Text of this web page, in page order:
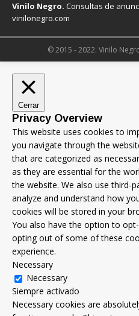
Vinilo Negro. Consultas de
vinilonegro.com
© 2015 - 2022. Vinilo
Cerrar
Privacy Overview
This website uses cookies to
you navigate through the
that are categorized as
as they are essential for the
the website. We also use third-
analyze and understand how
cookies will be stored in your
You also have the option to
opting out of some of these
experience.
Necessary
Necessary
Siempre activado
Necessary cookies are